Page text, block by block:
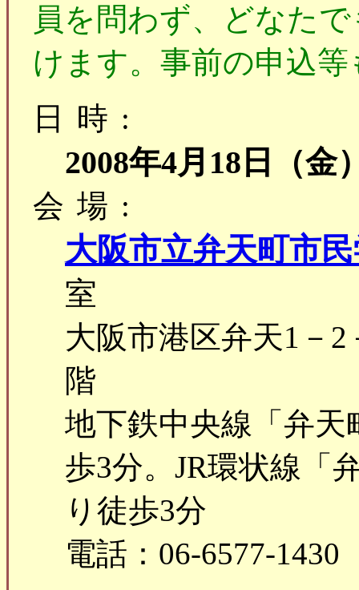
員を問わず、どなた
けます。事前の申込
日時:
2008年4月18日（金
会場:
大阪市立弁天町市
室
大阪市港区弁天1－
階
地下鉄中央線「弁
歩3分。JR環状線「
り徒歩3分
電話：06-6577-1430